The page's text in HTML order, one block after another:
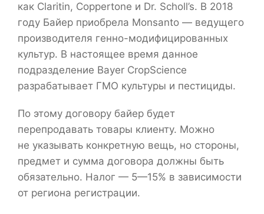
как Claritin, Coppertone и Dr. Scholl’s. В 2018
году Байер приобрела Monsanto — ведущего
производителя генно-модифицированных
культур. В настоящее время данное
подразделение Bayer CropScience
разрабатывает ГМО культуры и пестициды.
По этому договору байер будет
перепродавать товары клиенту. Можно
не указывать конкретную вещь, но стороны,
предмет и сумма договора должны быть
обязательно. Налог — 5—15% в зависимости
от региона регистрации.